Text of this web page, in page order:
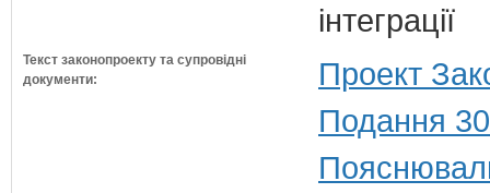
інтеграції
Текст законопроекту та супровідні
документи:
Проект
Подання